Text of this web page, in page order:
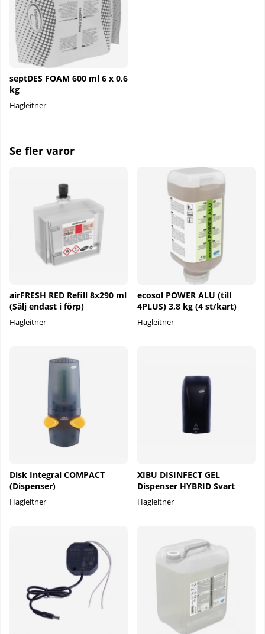
septDES FOAM 600 ml 6 x 0,6
kg
Hagleitner
Se fler varor
airFRESH RED Refill 8x290 ml
(Sälj endast i förp)
Hagleitner
ecosol POWER ALU (till
4PLUS) 3,8 kg (4 st/kart)
Hagleitner
Disk Integral COMPACT
(Dispenser)
Hagleitner
XIBU DISINFECT GEL
Dispenser HYBRID Svart
Hagleitner